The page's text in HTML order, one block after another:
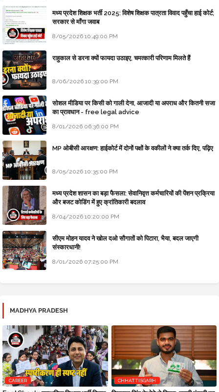
मध्य प्रदेश शिक्षक भर्ती 2025: विशेष शिक्षक पात्रता विवाद पहुँचा हाई कोर्ट;
सरकार से माँगा जवाब
8/05/2026 10:49:00 PM
राहुकाल से डरना क्यों फायदा उठाइए, चमत्कारी परिणाम मिलते हैं
8/06/2026 10:39:00 PM
सोशल मीडिया पर किसी को गाली देना, आजादी या अपराध और कितनी सजा
का प्रावधान - free legal advice
8/01/2026 06:36:00 PM
MP ओबीसी आरक्षण: हाईकोर्ट में दोनों पक्षों के वकीलों ने क्या तर्क दिए, पढ़िए
8/05/2026 10:35:00 PM
मध्य प्रदेश शासन का बड़ा फैसला: सेवानिवृत्त कर्मचारियों की पेंशन प्रक्रिया
और बजट कोडिंग में हुए क्रांतिकारी बदलाव
8/04/2026 10:20:00 PM
सीएम मोहन यादव ने खोल दओ सौगातों को पिटारा, भैया, बदल जाएगी
संस्कारधानी!
8/01/2026 07:25:00 PM
MADHYA PRADESH
CAREER CHHATTISGARH